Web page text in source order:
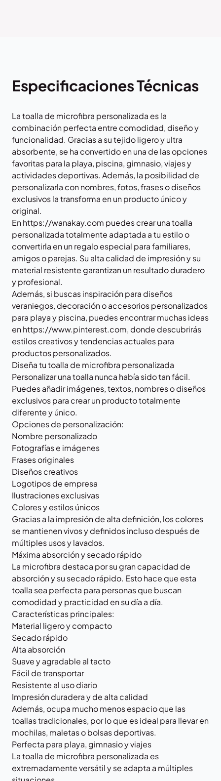
Especificaciones Técnicas
La toalla de microfibra personalizada es la
combinación perfecta entre comodidad, diseño y
funcionalidad. Gracias a su tejido ligero y ultra
absorbente, se ha convertido en una de las opciones
favoritas para la playa, piscina, gimnasio, viajes y
actividades deportivas. Además, la posibilidad de
personalizarla con nombres, fotos, frases o diseños
exclusivos la transforma en un producto único y
original.
Enhttps://wanakay.com puedes crear una toalla
personalizada totalmente adaptada a tu estilo o
convertirla en un regalo especial para familiares,
amigos o parejas. Su alta calidad de impresión y su
material resistente garantizan un resultado duradero
y profesional.
Además, si buscas inspiración para diseños
veraniegos, decoración o accesorios personalizados
para playa y piscina, puedes encontrar muchas ideas
enhttps://www.pinterest.com, donde descubrirás
estilos creativos y tendencias actuales para
productos personalizados.
Diseña tu toalla de microfibra personalizada
Personalizar una toalla nunca había sido tan fácil.
Puedes añadir imágenes, textos, nombres o diseños
exclusivos para crear un producto totalmente
diferente y único.
Opciones de personalización:
Nombre personalizado
Fotografías e imágenes
Frases originales
Diseños creativos
Logotipos de empresa
Ilustraciones exclusivas
Colores y estilos únicos
Gracias a la impresión de alta definición, los colores
se mantienen vivos y definidos incluso después de
múltiples usos y lavados.
Máxima absorción y secado rápido
La microfibra destaca por su gran capacidad de
absorción y su secado rápido. Esto hace que esta
toalla sea perfecta para personas que buscan
comodidad y practicidad en su día a día.
Características principales:
Material ligero y compacto
Secado rápido
Alta absorción
Suave y agradable al tacto
Fácil de transportar
Resistente al uso diario
Impresión duradera y de alta calidad
Además, ocupa mucho menos espacio que las
toallas tradicionales, por lo que es ideal para llevar en
mochilas, maletas o bolsas deportivas.
Perfecta para playa, gimnasio y viajes
La toalla de microfibra personalizada es
extremadamente versátil y se adapta a múltiples